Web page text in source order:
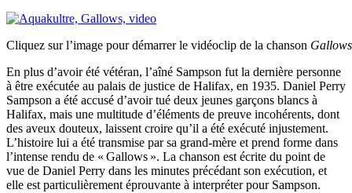
Cliquez sur l’image pour démarrer le vidéoclip de la chanson Gallows
En plus d’avoir été vétéran, l’aîné Sampson fut la dernière personne
à être exécutée au palais de justice de Halifax, en 1935. Daniel Perry
Sampson a été accusé d’avoir tué deux jeunes garçons blancs à
Halifax, mais une multitude d’éléments de preuve incohérents, dont
des aveux douteux, laissent croire qu’il a été exécuté injustement.
L’histoire lui a été transmise par sa grand-mère et prend forme dans
l’intense rendu de « Gallows ». La chanson est écrite du point de
vue de Daniel Perry dans les minutes précédant son exécution, et
elle est particulièrement éprouvante à interpréter pour Sampson.